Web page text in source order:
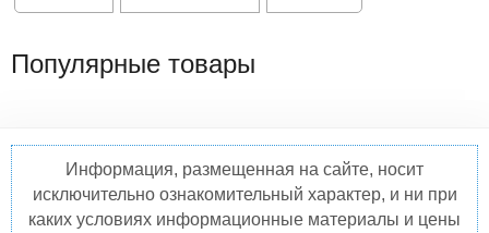
Популярные товары
Информация, размещенная на сайте, носит
исключительно ознакомительный характер, и ни при
каких условиях информационные материалы и цены